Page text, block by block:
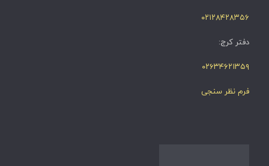
۰۲۱۲۸۴۲۸۳۵۶
دفتر کرج:
۰۲۶۳۴۶۲۱۳۵۹
فرم نظر سنجی